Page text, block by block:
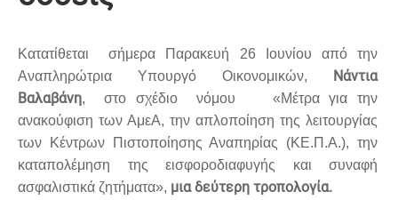
Κατατίθεται σήμερα Παρακευή 26 Ιουνίου από την
Αναπληρώτρια Υπουργό Οικονομικών, Νάντια
Βαλαβάνη, στο σχέδιο νόμου «Μέτρα για την
ανακούφιση των ΑμεΑ, την απλοποίηση της λειτουργίας
των Κέντρων Πιστοποίησης Αναπηρίας (ΚΕ.Π.Α.), την
καταπολέμηση της εισφοροδιαφυγής και συναφή
ασφαλιστικά ζητήματα», μια δεύτερη τροπολογία.